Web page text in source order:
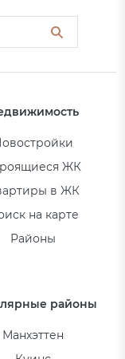
ЖК
в ЖК
на карте
Районы
районы
Манхэттен